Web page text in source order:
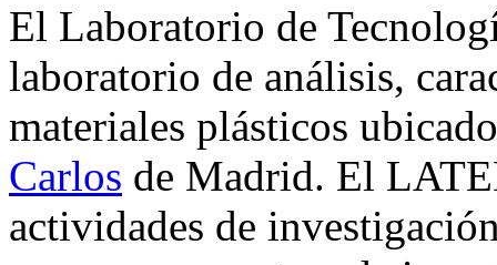
El Laboratorio de
laboratorio de análisis,
materiales plásticos
Carlos de Madrid. El
actividades de